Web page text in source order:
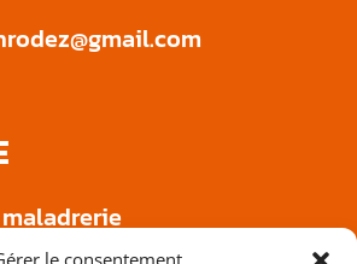
le consentement
maladrerie